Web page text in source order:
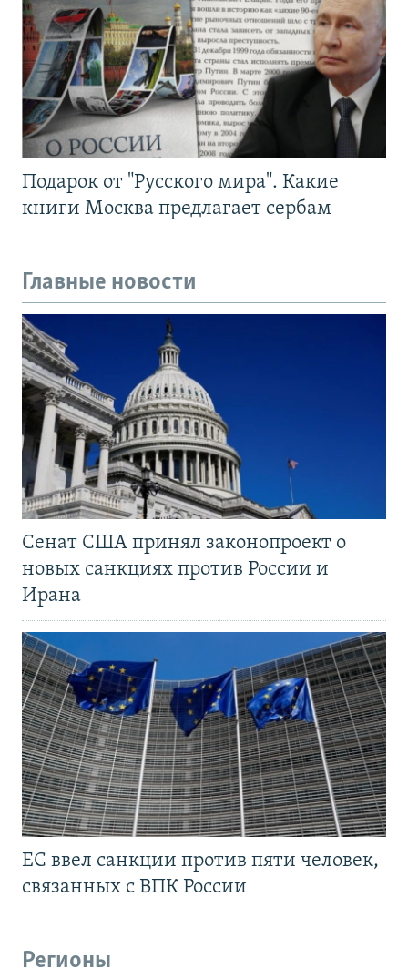
Подарок от "Русского мира". Какие
книги Москва предлагает сербам
Главные новости
Сенат США принял законопроект о
новых санкциях против России и
Ирана
ЕС ввел санкции против пяти человек,
связанных с ВПК России
Регионы